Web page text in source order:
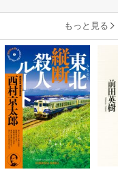
もっと見る